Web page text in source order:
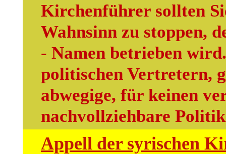
Kirchenführer sollten
Wahnsinn zu stoppen,
- Namen betrieben
politischen Vertretern,
abwegige, für keinen
nachvollziehbare
Appell der syrischen